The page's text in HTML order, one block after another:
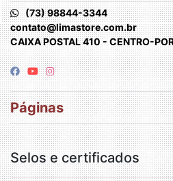
(73) 98844-3344
contato@limastore.com.br
CAIXA POSTAL 410 - CENTRO-
Páginas
Selos e certificados